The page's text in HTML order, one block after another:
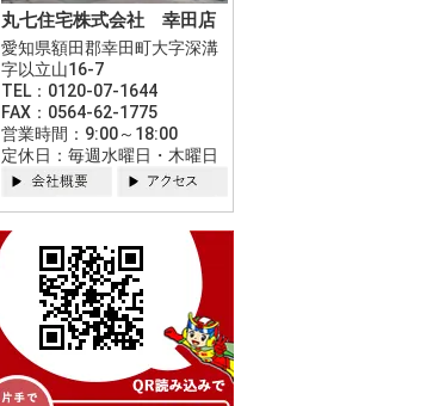
丸七住宅株式会社 幸田店
愛知県額田郡幸田町大字深溝
字以立山16-7
TEL：0120-07-1644
FAX：0564-62-1775
営業時間：9:00～18:00
定休日：毎週水曜日・木曜日